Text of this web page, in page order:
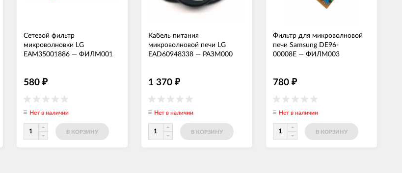
Сетевой фильтр
микроволновки LG
EAM35001886 — ФИЛМ001
580 ₽
Нет в наличии
В КОРЗИНУ
Кабель питания
микроволновой печи LG
EAD60948338 — РАЗМ000
1 370 ₽
Нет в наличии
В КОРЗИНУ
Фильтр для микроволновой
печи Samsung DE96-
00008E — ФИЛМ003
780 ₽
Нет в наличии
В КОРЗИНУ